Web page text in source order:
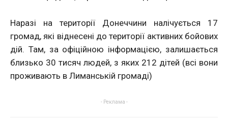
Наразі на території Донеччини налічується 17
громад, які віднесені до території активних бойових
дій. Там, за офіційною інформацією, залишається
близько 30 тисяч людей, з яких 212 дітей (всі вони
проживають в Лиманській громаді)
- Реклама -